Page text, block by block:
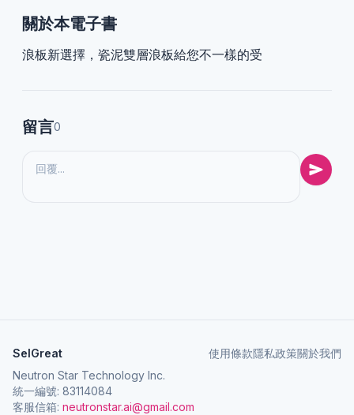
關於本電子書
浪板新選擇，瓷泥雙層浪板給您不一樣的受
留言0
SelGreat
Neutron Star Technology Inc.
統一編號: 83114084
客服信箱: neutronstar.ai@gmail.com
使用條款隱私政策關於我們